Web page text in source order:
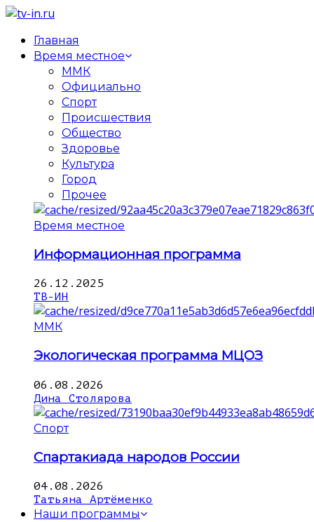
Главная
Время местное
ММК
Официально
Спорт
Происшествия
Общество
Здоровье
Культура
Город
Прочее
Время местное
Информационная программа
26.12.2025
ТВ-ИН
ММК
Экологическая программа МЦОЗ
06.08.2026
Дина Столярова
Спорт
Спартакиада народов России
04.08.2026
Татьяна Артёменко
Наши программы